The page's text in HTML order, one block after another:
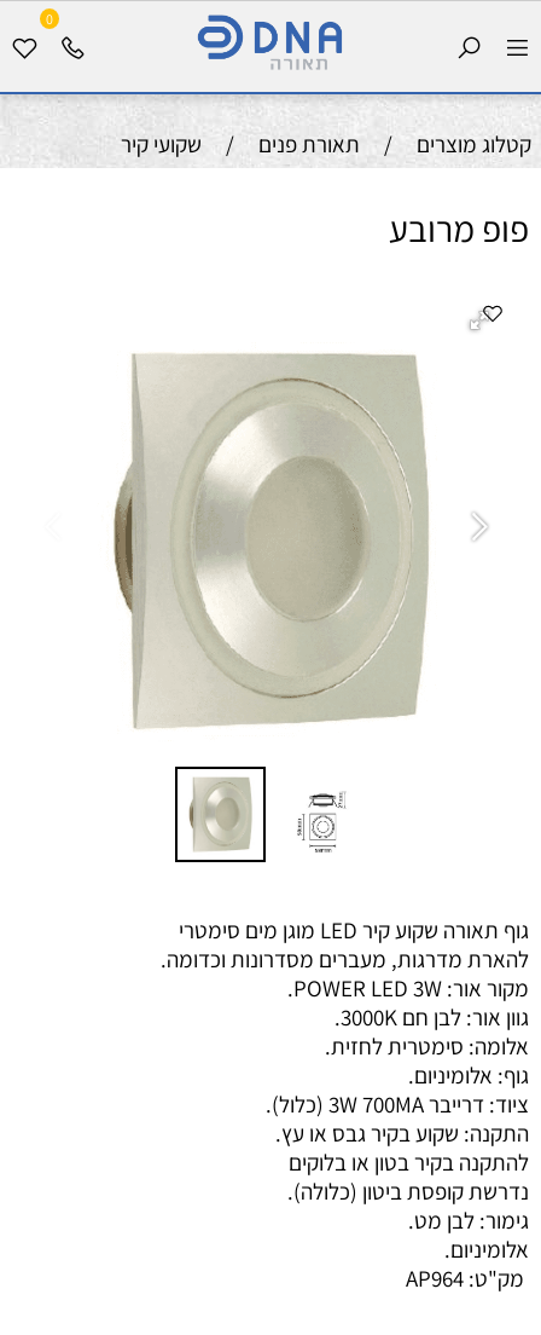
0
קטלוג מוצרים / תאורת פנים / שקועי קיר
פופ מרובע
גוף תאורה שקוע קיר LED מוגן מים סימטרי
להארת מדרגות, מעברים מסדרונות וכדומה.
מקור אור: POWER LED 3W.
גוון אור: לבן חם 3000K.
אלומה: סימטרית לחזית.
גוף: אלומיניום.
ציוד: דרייבר 3W 700MA (כלול).
התקנה: שקוע בקיר גבס או עץ.
להתקנה בקיר בטון או בלוקים
נדרשת קופסת ביטון (כלולה).
גימור: לבן מט.
אלומיניום.
מק"ט: AP964